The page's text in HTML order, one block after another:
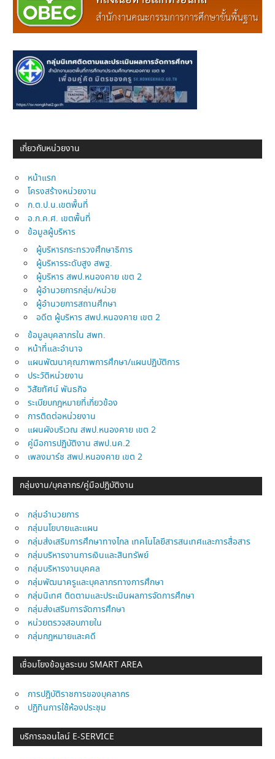
เกี่ยวกับหน่วยงาน
หน้าแรก
โครงสร้างหน่วยงาน
ก.ต.ป.น.เขตพื้นที่
อ.ก.ค.ศ. เขตพื้นที่
ข้อมูลผู้บริหาร
ผู้บริหารกระทรวงศึกษาธิการ
ผู้บริหารระดับสูง สพฐ.
ผู้บริหาร สพป.หนองคาย เขต 2
ผู้อำนวยการกลุ่ม/หน่วย
ผู้อำนวยการสถานศึกษา
อดีต ผู้บริหาร สพป.หนองคาย เขต 2
ข้อมูลบุคลากรใน สพท.
หน้าที่และอำนาจ
แผนพัฒนาคุณภาพการศึกษา/แผนปฏิบัติการ
ประวัติหน่วยงาน
วิสัยทัศน์ พันธกิจ
ระเบียบกฎหมายที่เกี่ยวข้อง
การติดต่อหน่วยงาน
แผนผังบริเวณ สพป.หนองคาย เขต 2
คู่มือการปฏิบัติงาน สพป.นค.2
เพลงมาร์ช สพป.หนองคาย เขต 2
กลุ่มงาน/บุคลากร/คู่มือปฎิบัติงาน
กลุ่มอำนวยการ
กลุ่มนโยบายและแผน
กลุ่มส่งเสริมการศึกษาทางไกล เทคโนโลยีสารสนเทศและการสื่อสาร
กลุ่มบริหารงานการเงินและสินทรัพย์
กลุ่มบริหารงานบุคคล
กลุ่มพัฒนาครูและบุคลากรทางการศึกษา
กลุ่มนิเทศ ติดตามและประเมินผลการจัดการศึกษา
กลุ่มส่งเสริมการจัดการศึกษา
หน่วยตรวจสอบภายใน
กลุ่มกฎหมายและคดี
เชื่อมโยงข้อมูลระบบ SMART AREA
การปฎิบัติราชการของบุคลากร
ปฏิทินการใช้ห้องประชุม
บริการออนไลน์ E-SERVICE